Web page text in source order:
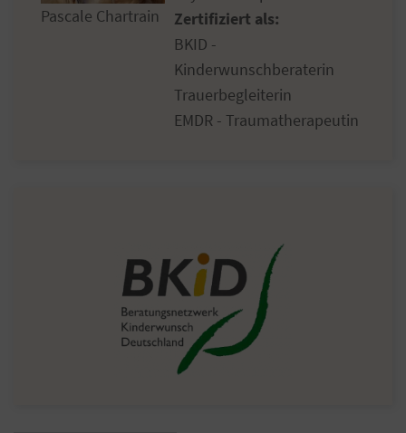
Pascale Chartrain
Zertifiziert als:
BKID -
Kinderwunschberaterin
Trauerbegleiterin
EMDR - Traumatherapeutin